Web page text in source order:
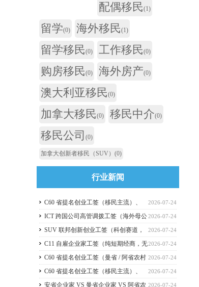
配偶移民(1)
留学(0) 海外移民(1)
留学移民(0) 工作移民(0)
购房移民(0) 海外房产(0)
澳大利亚移民(0)
加拿大移民(0) 移民中介(0)
移民公司 (0)
加拿大创新者移民（SUV） (0)
行业新闻
2026-07-24
C60 省提名创业工签（移民主流）、
C11 自雇工签、SUV 科创工签、ICT 跨国高管工
签比较
2026-07-24
ICT 跨国公司高管调拨工签（海外母公
司开加拿大分公司）
2026-07-24
SUV 联邦创新创业工签（科创赛道，
2026 暂停接收新申请）
2026-07-24
C11 自雇企业家工签（纯短期经商，无
直接永居通道）
2026-07-24
C60 省提名创业工签（曼省 / 阿省农村
/ NB 省，唯一稳定转永居，重点）
2026-07-24
C60 省提名创业工签（移民主流）、
C11 自雇工签、SUV 科创工签、ICT 跨国高管工
2026-07-24
安省企业家 VS 曼省企业家 VS 阿省农